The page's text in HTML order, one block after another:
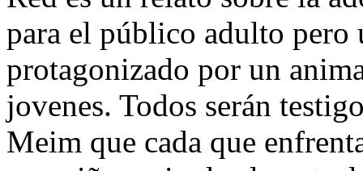
para el público adulto pero
protagonizado por un
jovenes. Todos serán
Meim que cada que